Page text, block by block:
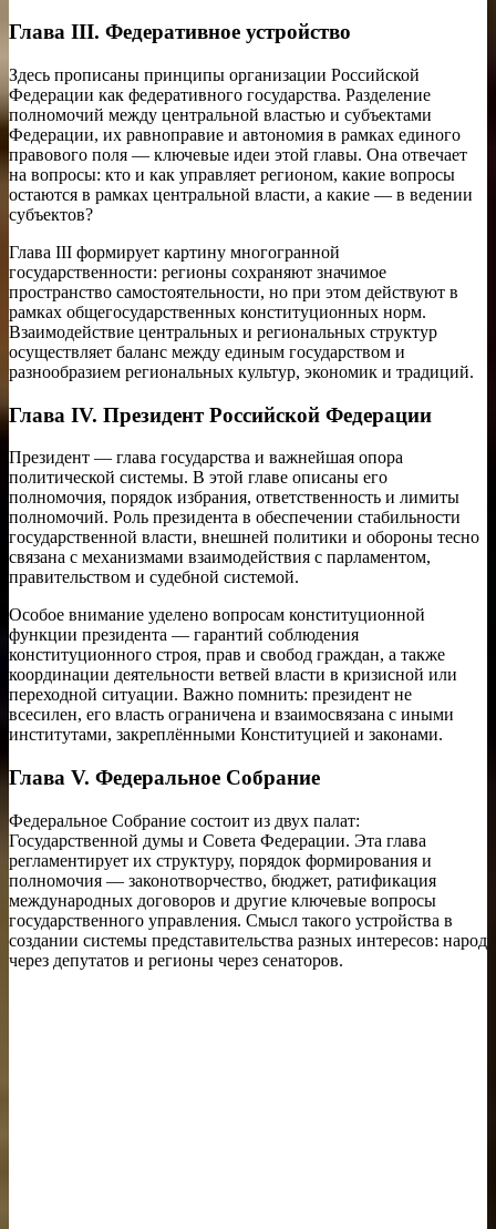
Глава III. Федеративное устройство
Здесь прописаны принципы организации Российской
Федерации как федеративного государства. Разделение
полномочий между центральной властью и субъектами
Федерации, их равноправие и автономия в рамках единого
правового поля — ключевые идеи этой главы. Она отвечает
на вопросы: кто и как управляет регионом, какие вопросы
остаются в рамках центральной власти, а какие — в ведении
субъектов?
Глава III формирует картину многогранной
государственности: регионы сохраняют значимое
пространство самостоятельности, но при этом действуют в
рамках общегосударственных конституционных норм.
Взаимодействие центральных и региональных структур
осуществляет баланс между единым государством и
разнообразием региональных культур, экономик и традиций.
Глава IV. Президент Российской Федерации
Президент — глава государства и важнейшая опора
политической системы. В этой главе описаны его
полномочия, порядок избрания, ответственность и лимиты
полномочий. Роль президента в обеспечении стабильности
государственной власти, внешней политики и обороны тесно
связана с механизмами взаимодействия с парламентом,
правительством и судебной системой.
Особое внимание уделено вопросам конституционной
функции президента — гарантий соблюдения
конституционного строя, прав и свобод граждан, а также
координации деятельности ветвей власти в кризисной или
переходной ситуации. Важно помнить: президент не
всесилен, его власть ограничена и взаимосвязана с иными
институтами, закреплёнными Конституцией и законами.
Глава V. Федеральное Собрание
Федеральное Собрание состоит из двух палат:
Государственной думы и Совета Федерации. Эта глава
регламентирует их структуру, порядок формирования и
полномочия — законотворчество, бюджет, ратификация
международных договоров и другие ключевые вопросы
государственного управления. Смысл такого устройства в
создании системы представительства разных интересов: народ
через депутатов и регионы через сенаторов.